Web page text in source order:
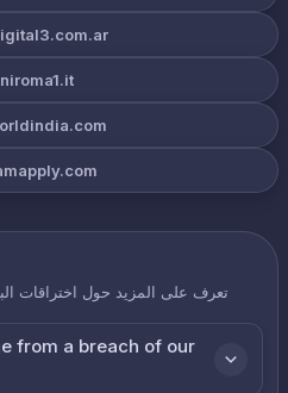
تعرف على المزيد حول اختراقات
from a breach of our